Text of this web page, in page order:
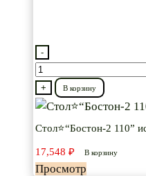
-
Количество
товара
Стол⭐“Бостон-2
камень
+ В корзину
Стол⭐“Бостон-2 110”
17,548 ₽ В корзину
Просмотр